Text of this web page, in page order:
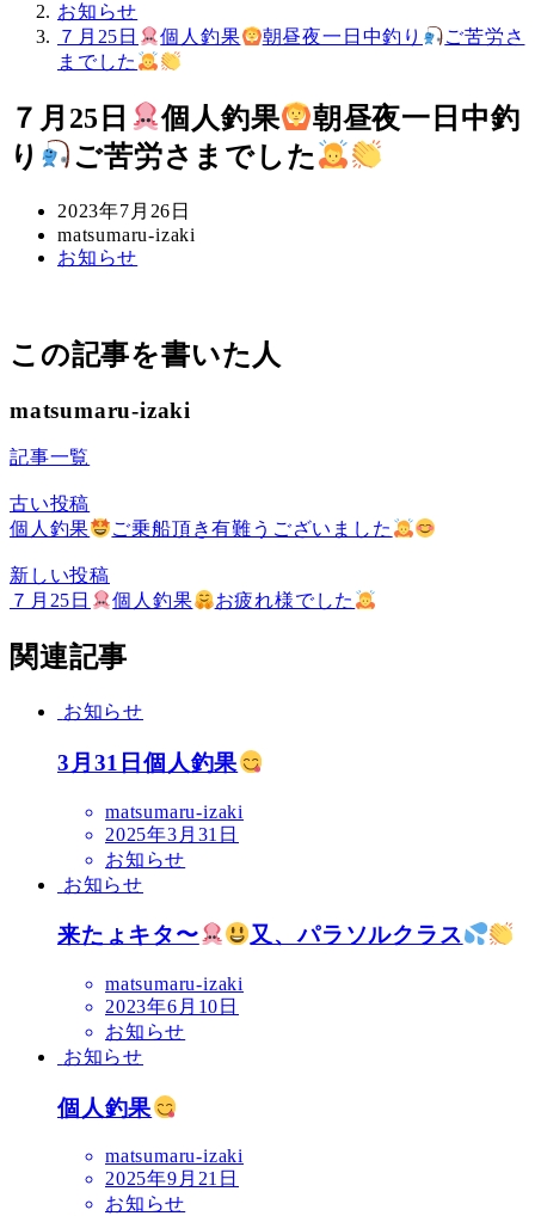
お知らせ
７月25日
個人釣果 朝昼夜一日中釣り
ご苦労さ
までした
７月25日 個人釣果
朝昼夜一日中釣
り
ご苦労さまでした
投
稿
日
2023年7月26日
著
者
matsumaru-izaki
カ
ー
お知らせ
この記事を書いた人
matsumaru-izaki
記事一覧
古い投稿
個人釣果
ご乗船頂き有難うございました
新しい投稿
７月25日
個人釣果 お疲れ様でした
関連記事
お知らせ
3月31日個人釣果
matsumaru-izaki
2025年3月31日
お知らせ
お知らせ
来たょキタ〜 又、パラソルクラス
matsumaru-izaki
2023年6月10日
お知らせ
お知らせ
個人釣果
matsumaru-izaki
2025年9月21日
お知らせ